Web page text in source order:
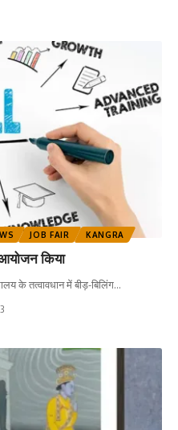
JOB FAIR KANGRA
किया
के तत्वावधान में बीड़-बिलिंग…